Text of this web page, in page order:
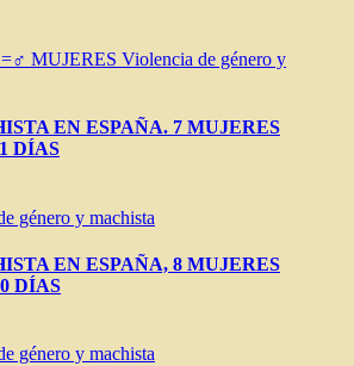
MUJERES Violencia de género y
EN ESPAÑA. 7 MUJERES
DÍAS
género y machista
EN ESPAÑA, 8 MUJERES
DÍAS
género y machista